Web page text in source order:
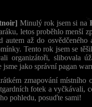
Minulý rok jsem si na
letos proběhlo menší
autem až do
Tento rok jsem se
organizátoři, slibovala
jsme jako správní pagan
zmapování místního
fotek a vyčkávali,
pohledu, posuďte sami!